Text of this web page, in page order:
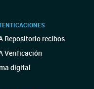
Repositorio recibos
Verificación
digital